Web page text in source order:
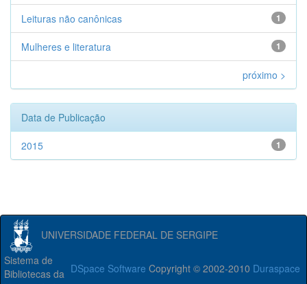
1
Leituras não canônicas
1
Mulheres e literatura
próximo >
Data de Publicação
1
2015
UNIVERSIDADE FEDERAL DE SERGIPE
DSpace Software Copyright © 2002-2010 Duraspace
Sistema de
Bibliotecas da